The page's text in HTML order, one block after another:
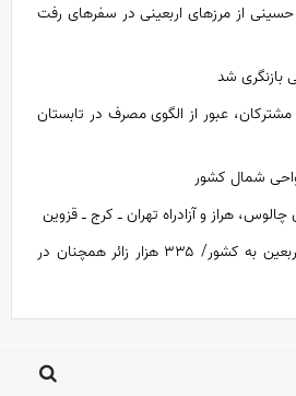
زائر حسینی از مرزهای اربعینی در سفرهای رفت
بازنگری شد
عبور از الگوی مصرف در تابستان
شمال کشور
هراز و آزادراه تهران ـ کرج ـ قزوین
بازگشت ۲.۷ میلیون زائر اربعین به کشور/ ۳۳۵ هزار زائر همچنان در